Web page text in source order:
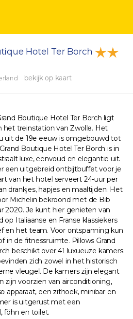
Hotel Ter Borch
bekijk op kaart
Boutique Hotel Ter Borch ligt
het treinstation van Zwolle. Het
uit de 19e eeuw is omgebouwd tot
Boutique Hotel Ter Borch is in
luxe, eenvoud en elegantie uit.
een uitgebreid ontbijtbuffet voor je
van het hotel serveert 24-uur per
drankjes, hapjes en maaltijden. Het
Michelin bekroond met de Bib
2020. Je kunt hier genieten van
Italiaanse en Franse klassiekers
en het team. Voor ontspanning kun
in de fitnessruimte. Pillows Grand
beschikt over 41 luxueuze kamers
zich zowel in het historisch
vleugel. De kamers zijn elegant
zijn voorzien van airconditioning,
apparaat, een zithoek, minibar en
is uitgerust met een
föhn en toilet.